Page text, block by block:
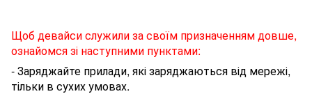
Щоб девайси служили за своїм призначенням довше,
ознайомся зі наступними пунктами:
- Заряджайте прилади, які заряджаються від мережі,
тільки в сухих умовах.